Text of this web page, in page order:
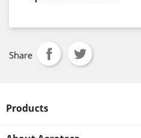
Share
Products